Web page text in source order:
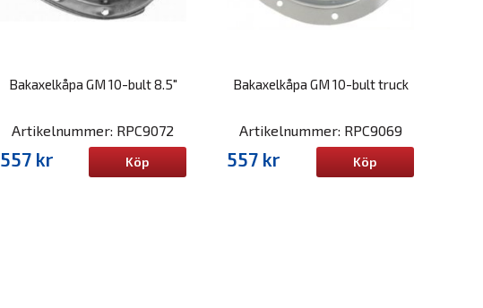
Bakaxelkåpa GM 10-bult 8.5"
Artikelnummer: RPC9072
557 kr Köp
Bakaxelkåpa GM 10-bult truck
Artikelnummer: RPC9069
557 kr Köp